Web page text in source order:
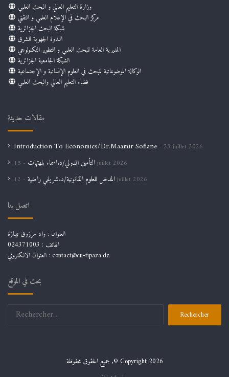
وزارة التعليم العالي و البحث العلمي
مركز البحث في الإعلام العلمي و التقني
شبكة البحث الجزائرية
الندوة الجهوية للشرق
المديرية العامة للبحث العلمي و التطوير التكنولوجي
الشبكة الجامعية الجزائرية
الوكالة الموضوعاتية للبحث في العلوم الإنسانية و الإجتماعية
فضاء التعليم العالي والبحث العلمي
مقالات حديثة
Introduction To Economics/Dr.Maamir Sofiane 23 juillet 2026
التأمين الدولي/د.اسماء بلهتهات15 juillet 2026
المدخل للعلوم القانونية/د.شريفي راضية12 juillet 2026
اتصل بنا
العنوان : واد مرزوق تيبازة
الهاتف : 024371003
العنوان الالكتروني : contact@cu-tipaza.dz
بحث في الموقع
Rechercher :
جميع الحقوق محفوظة ,© Copyright 2026